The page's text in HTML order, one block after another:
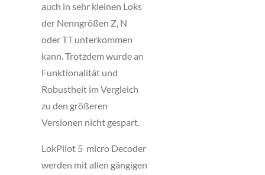
auch in sehr kleinen Loks
der Nenngrößen Z, N
oder TT unterkommen
kann. Trotzdem wurde an
Funktionalität und
Robustheit im Vergleich
zu den größeren
Versionen nicht gespart.
LokPilot 5 micro Decoder
werden mit allen gängigen